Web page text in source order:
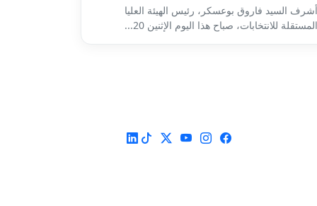
أشرف السيد فاروق بوعسكر، رئيس الهيئة العليا
المستقلة للانتخابات، صباح هذا اليوم الإثنين 20...